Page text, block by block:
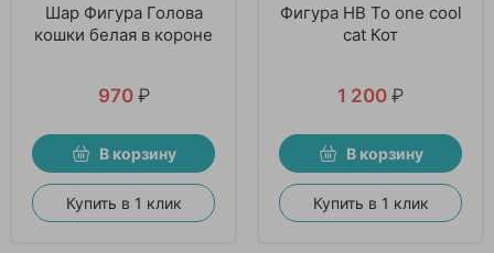
Шар Фигура Голова
кошки белая в короне
970 ₽
В корзину
Купить в 1 клик
Фигура HB To one cool
cat Кот
1 200 ₽
В корзину
Купить в 1 клик